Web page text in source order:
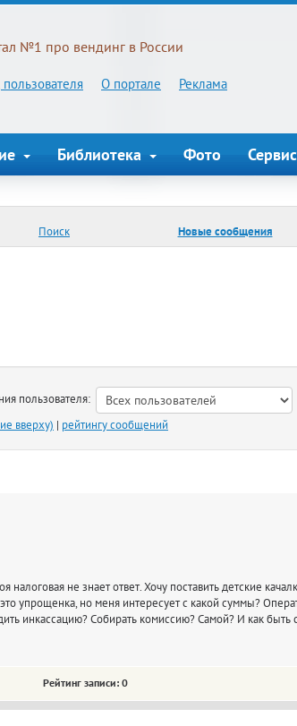
№1 про вендинг в России
О портале Реклама
Библиотека Фото
Поиск Новые сообщения
пользователя:
вверху) | рейтингу сообщений
не знает ответ. Хочу поставить детские
это упрощенка, но меня интересует с какой суммы?
инкассацию? Собирать комиссию? Самой? И как быть
Рейтинг записи: 0